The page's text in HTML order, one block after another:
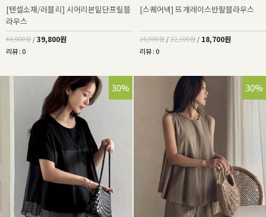
[텐셀소재/러블리] 시어리본밑단프릴블
라우스
46,900원 / 39,800원
리뷰 : 0
[스퀘어넥] 뜨개레이스반팔블라우스
26,900원 / 22,100원 / 18,700원
리뷰 : 0
41%
30% 30%